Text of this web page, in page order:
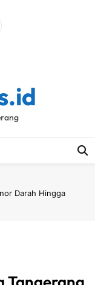
Darah Hingga